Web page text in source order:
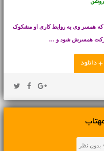
همسر وی به روابط کاری او مشکوک
شرکت همسرش شود و …
دانلود
بدون نظر